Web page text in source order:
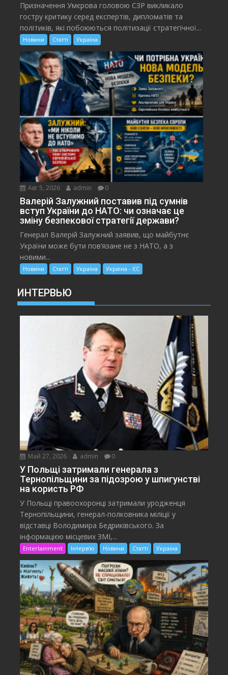
Призначення Умєрова головою СЗР викликало
гостру критику серед експертів, дипломатів та
політиків, які побоюються політизації стратегічної...
Новини Статті Україна
Авг 5, 2026 admin 0
Валерій Залужний поставив під сумнів
вступ України до НАТО: чи означає це
зміну безпекової стратегії держави?
Генерал Валерій Залужний заявив, що майбутнє
України може бути пов’язане не з НАТО, а з
новими...
Новини Статті Україна Україна - ЄС
ИНТЕРВЬЮ
Май 27, 2026 admin 0
У Польщі затримали генерала з
Тернопільщини за підозрою у шпигунстві
на користь РФ
У Польщі правоохоронці затримали уродженця
Тернопільщини, генерал-полковника міліції у
відставці Володимира Бедриківського. За
інформацією місцевих ЗМІ,...
Entertainment Інтерв'ю Новини Статті Україна